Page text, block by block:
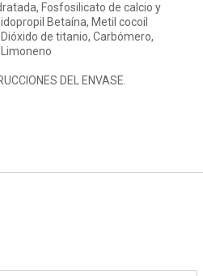
Fosfosilicato de calcio y
Betaína, Metil cocoil
de titanio, Carbómero,
DEL ENVASE.